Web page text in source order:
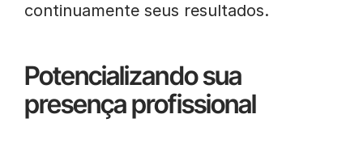
continuamente seus resultados.
Potencializando sua
presença profissional